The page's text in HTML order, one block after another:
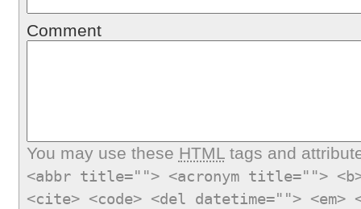
Comment
You may use these HTMLtags and
<abbr title=""> <acronym title="">
<cite> <code> <del datetime="">